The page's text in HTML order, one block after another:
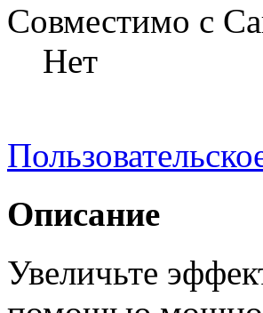
Совместимо с
Нет
Описание
Увеличьте